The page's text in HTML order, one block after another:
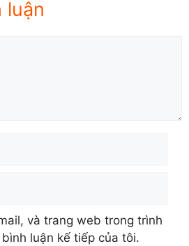
luận
và trang web trong trình
luận kế tiếp của tôi.